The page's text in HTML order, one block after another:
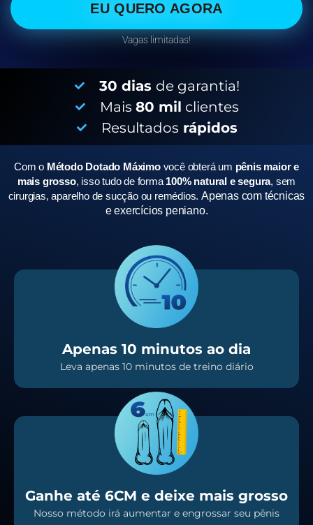
EU QUERO AGORA
Vagas limitadas!
30 dias de garantia!
Mais 80 mil clientes
Resultados rápidos
Com o Método Dotado Máximo você obterá um pênis maior e
mais grosso, isso tudo de forma 100% natural e segura, sem
cirurgias, aparelho de sucção ou remédios.Apenas com técnicas
e exercícios peniano.
Apenas 10 minutos ao dia
Leva apenas 10 minutos de treino diário
Ganhe até 6CM e deixe mais grosso
Nosso método irá aumentar e engrossar seu pênis